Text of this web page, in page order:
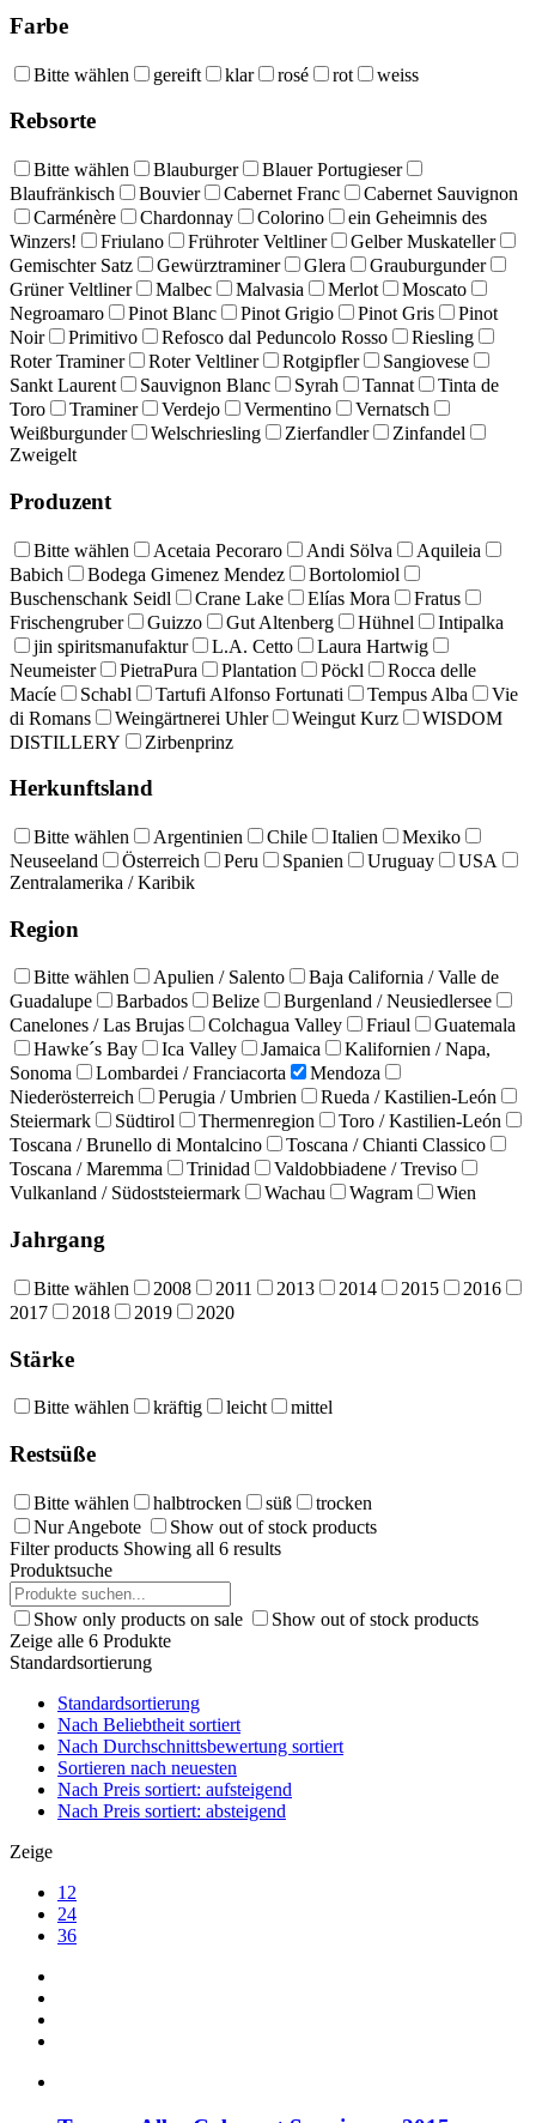
Farbe
Bitte wählen gereift klar rosé rot weiss
Rebsorte
Bitte wählen Blauburger
Blauer Portugieser
Blaufränkisch
Bouvier Cabernet Franc
Cabernet Sauvignon
Carménère
Chardonnay Colorino
ein Geheimnis des
Winzers!
Friulano Frühroter Veltliner
Gelber Muskateller
Gemischter Satz
Gewürztraminer Glera
Grauburgunder
Grüner Veltliner
Malbec Malvasia Merlot
Moscato
Negroamaro
Pinot Blanc Pinot Grigio Pinot Gris
Pinot
Noir
Primitivo Refosco dal Peduncolo Rosso
Riesling
Roter Traminer
Roter Veltliner Rotgipfler
Sangiovese
Sankt Laurent
Sauvignon Blanc Syrah Tannat
Tinta de
Toro
Traminer Verdejo Vermentino
Vernatsch
Weißburgunder
Welschriesling Zierfandler
Zinfandel
Zweigelt
Produzent
Bitte wählen Acetaia Pecoraro Andi Sölva
Aquileia
Babich
Bodega Gimenez Mendez
Bortolomiol
Buschenschank Seidl
Crane Lake Elías Mora
Fratus
Frischengruber
Guizzo Gut Altenberg Hühnel
Intipalka
jin spiritsmanufaktur
L.A. Cetto
Laura Hartwig
Neumeister
PietraPura Plantation Pöckl
Rocca delle
Macíe
Schabl Tartufi Alfonso Fortunati Tempus Alba
Vie
di Romans
Weingärtnerei Uhler Weingut Kurz
WISDOM
DISTILLERY
Zirbenprinz
Herkunftsland
Bitte wählen Argentinien Chile Italien
Mexiko
Neuseeland
Österreich Peru Spanien Uruguay
USA
Zentralamerika / Karibik
Region
Bitte wählen Apulien / Salento
Baja California / Valle de
Guadalupe
Barbados Belize
Burgenland / Neusiedlersee
Canelones / Las Brujas
Colchagua Valley Friaul
Guatemala
Hawke´s Bay
Ica Valley Jamaica
Kalifornien / Napa,
Sonoma
Lombardei / Franciacorta
Mendoza
Niederösterreich
Perugia / Umbrien
Rueda / Kastilien-León
Steiermark
Südtirol Thermenregion
Toro / Kastilien-León
Toscana / Brunello di Montalcino
Toscana / Chianti Classico
Toscana / Maremma
Trinidad
Valdobbiadene / Treviso
Vulkanland / Südoststeiermark
Wachau Wagram Wien
Jahrgang
Bitte wählen 2008 2011 2013 2014 2015
2016
2017
2018 2019 2020
Stärke
Bitte wählen kräftig leicht mittel
Restsüße
Bitte wählen halbtrocken süß
trocken
Nur Angebote
Show out of stock products
Filter products Showing all 6 results
Produktsuche
Show only products on sale
Show out of stock products
Zeige alle 6 Produkte
Standardsortierung
Standardsortierung
Nach Beliebtheit sortiert
Nach Durchschnittsbewertung sortiert
Sortieren nach neuesten
Nach Preis sortiert: aufsteigend
Nach Preis sortiert: absteigend
Zeige
12
24
36